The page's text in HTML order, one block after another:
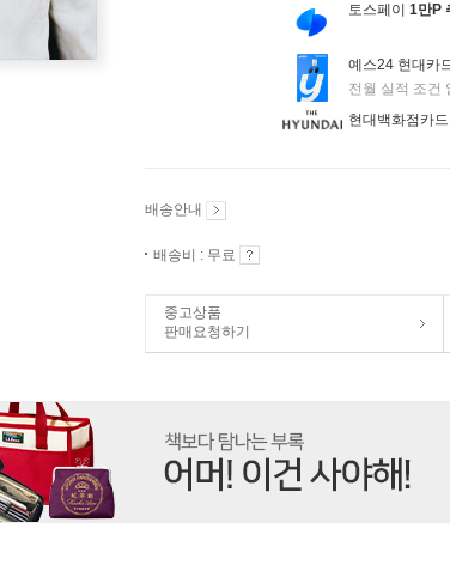
토스페이 1만P
예스24 현대카
전월 실적 조건
현대백화점카드
배송안내
배송비 : 무료
중고상품
판매요청하기